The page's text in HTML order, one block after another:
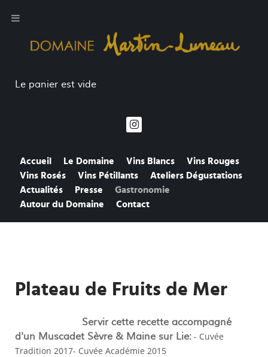
Le panier est vide
Accueil Le Domaine Vins Blancs
Vins Rouges
Vins Rosés
Vins Pétillants
Ateliers Dégustations
Actualités
Presse
Gastronomie
Autour du Domaine
Contact
Plateau de Fruits de Mer
Servir cette recette accompagné
d'un Muscadet Sèvre & Maine sur Lie: - Cuvée
Tradition 2017- Cuvée Académie 2015